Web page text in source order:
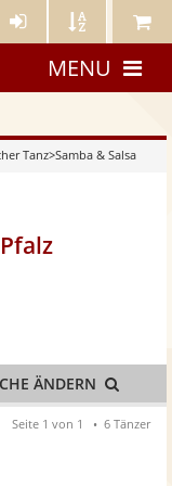
Künstler- Künstler Meine
MENU
Tanz>Samba & Salsa
& Salsa»
ÄNDERN
Seite 1 von 1 6 Tänzer